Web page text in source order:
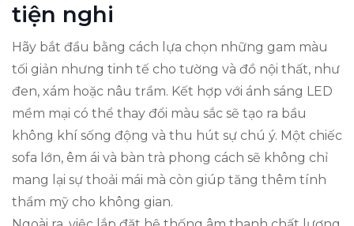
tiện nghi
Hãy bắt đầu bằng cách lựa chọn những gam màu
tối giản nhưng tinh tế cho tường và đồ nội thất, như
đen, xám hoặc nâu trầm. Kết hợp với ánh sáng LED
mềm mại có thể thay đổi màu sắc sẽ tạo ra bầu
không khí sống động và thu hút sự chú ý. Một chiếc
sofa lớn, êm ái và bàn trà phong cách sẽ không chỉ
mang lại sự thoải mái mà còn giúp tăng thêm tính
thẩm mỹ cho không gian.